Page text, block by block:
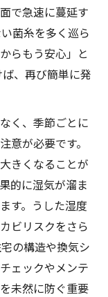
で急速に蔓延す
菌糸を多く巡ら
らもう安心」と
、再び簡単に発
く、季節ごとに
意が必要です。
きくなることが
的に湿気が溜ま
す。うした湿度
ビリスクをさら
の構造や換気シ
ェックやメンテ
未然に防ぐ重要